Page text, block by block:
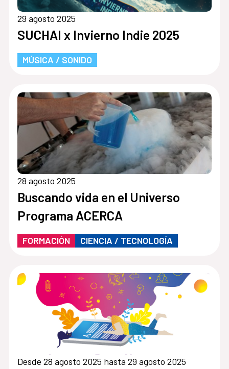
29 agosto 2025
SUCHAI x Invierno Indie 2025
MÚSICA / SONIDO
28 agosto 2025
Buscando vida en el Universo
Programa ACERCA
FORMACIÓN CIENCIA / TECNOLOGÍA
Desde 28 agosto 2025 hasta 29 agosto 2025